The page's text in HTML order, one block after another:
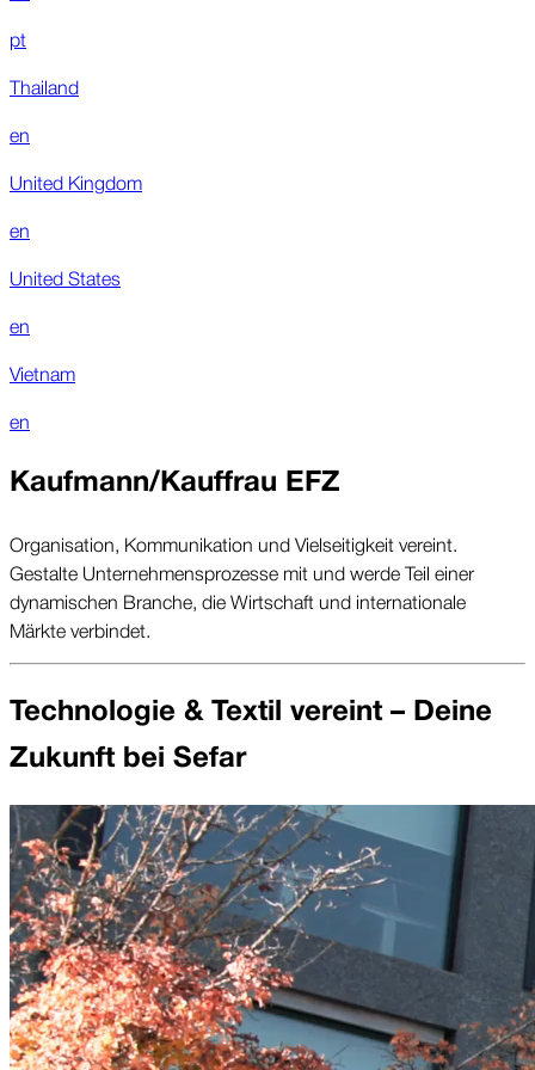
pt
Thailand
en
United Kingdom
en
United States
en
Vietnam
en
Kaufmann/Kauffrau EFZ
Organisation, Kommunikation und Vielseitigkeit vereint.
Gestalte Unternehmensprozesse mit und werde Teil einer
dynamischen Branche, die Wirtschaft und internationale
Märkte verbindet.
Technologie & Textil vereint – Deine
Zukunft bei Sefar